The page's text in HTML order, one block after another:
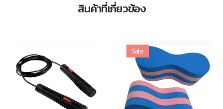
สินค้าที่เกี่ยวข้อง
Sale